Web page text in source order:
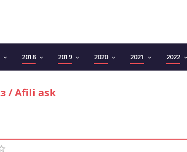
keyboard_arrow_down 2018 keyboard_arrow_down 2019 keyboard_arrow_down 2020 keyboard_arrow_down 2021 keyboard_arrow_down 2022 keyboard_arrow_down
/ Afili ask